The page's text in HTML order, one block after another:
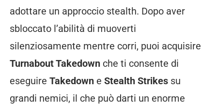
adottare un approccio stealth. Dopo aver
sbloccato l’abilità di muoverti
silenziosamente mentre corri, puoi acquisire
Turnabout Takedown che ti consente di
eseguire Takedown e Stealth Strikes su
grandi nemici, il che può darti un enorme